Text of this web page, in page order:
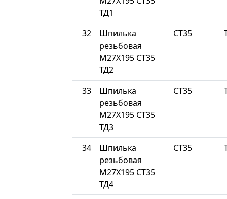
ТД1
32
Шпилька
резьбовая
М27Х195 СТ35
ТД2
СТ35
33
Шпилька
резьбовая
М27Х195 СТ35
ТД3
СТ35
34
Шпилька
резьбовая
М27Х195 СТ35
ТД4
СТ35